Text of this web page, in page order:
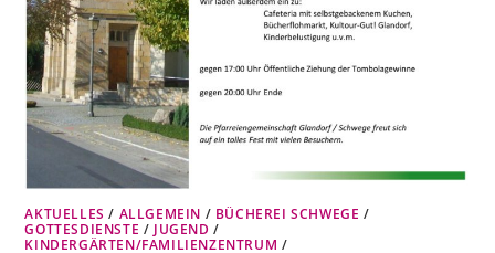
AKTUELLES / ALLGEMEIN / BÜCHEREI SCHWEGE /
GOTTESDIENSTE / JUGEND /
KINDERGÄRTEN/FAMILIENZENTRUM /